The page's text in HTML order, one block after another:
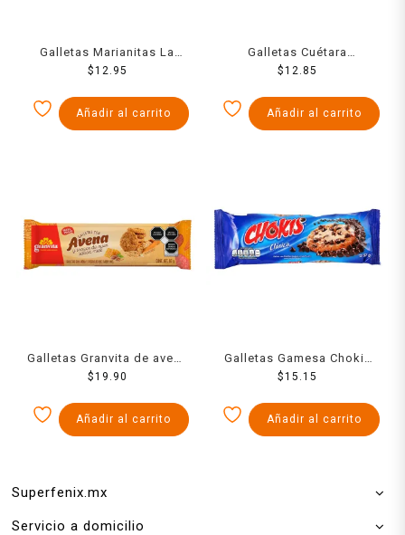
Galletas Marianitas La
Moderna coco 185 g
$12.95
Añadir al carrito
Galletas Cuétara
Tostacrem 100 g
$12.85
Añadir al carrito
Galletas Granvita de avena
sabor miel con nuez 90 g
$19.90
Añadir al carrito
Galletas Gamesa Chokis
clásica con chispas sabor
$15.15
Añadir al carrito
Superfenix.mx
Servicio a domicilio